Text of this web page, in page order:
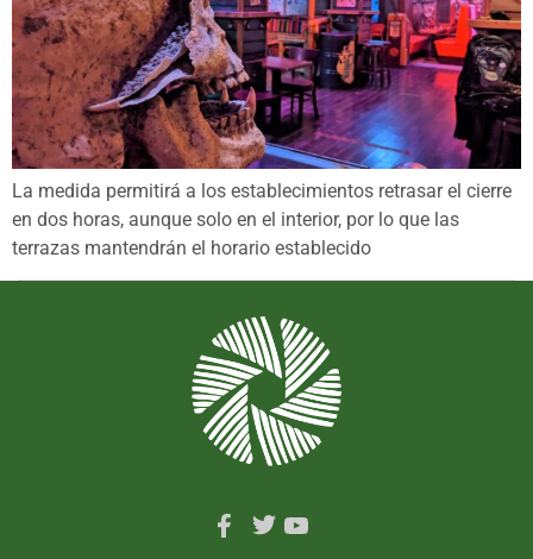
La medida permitirá a los establecimientos retrasar el cierre
en dos horas, aunque solo en el interior, por lo que las
terrazas mantendrán el horario establecido